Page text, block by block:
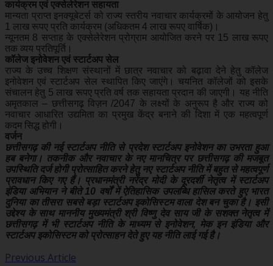
कार्यक्रम एवं एक्सेलेरेशन सहायता
मान्यता प्राप्त इनक्यूबेटर्स को राज्य स्तरीय नवाचार कार्यक्रमों के आयोजन हेतु
1 लाख रूपए प्रति कार्यक्रम (अधिकतम 4 लाख रूपए वार्षिक)।
न्यूनतम 8 सप्ताह के एक्सेलेरेशन प्रोग्राम आयोजित करने पर 15 लाख रूपए
तक व्यय प्रतिपूर्ति।
कॉलेज इनोवेशन एवं स्टार्टअप सेल
राज्य के उच्च शिक्षण संस्थानों में छात्र नवाचार को बढ़ावा देने हेतु कॉलेज
इनोवेशन एवं स्टार्टअप सेल स्थापित किए जाएंगे। चयनित कॉलेजों को इसके
संचालन हेतु 5 लाख रूपए प्रति वर्ष तक सहायता प्रदान की जाएगी। यह नीति
अमृतकाल – छत्तीसगढ़ विज़न /2047 के लक्ष्यों के अनुरूप है और राज्य को
नवाचार आधारित उद्यमिता का प्रमुख केंद्र बनाने की दिशा में एक महत्वपूर्ण
कदम सिद्ध होगी।
वर्जन
छत्तीसगढ़ की नई स्टार्टअप नीति से प्रदेश स्टार्टअप इनोवेशन का उभरता हुआ
हब बनेगा। तकनीक और नवाचार के नए मानचित्र पर छत्तीसगढ़ की मजबूत
उपस्थिति दर्ज होगी प्रोत्साहित करने हेतु नए स्टार्टअप नीति में बहुत से महत्वपूर्ण
प्रावधान किए गए हैं। प्रधानमंत्री नरेंद्र मोदी के दूरदर्शी नेतृत्व में स्टार्टअप
इंडिया अभियान ने बीते 10 वर्षों में ऐतिहासिक उपलब्धि हासिल करते हुए भारत
दुनिया का तीसरा सबसे बड़ा स्टार्टअप इकोसिस्टम वाला देश बन चुका है। इसी
उद्देश्य के साथ माननीय मुख्यमंत्री श्री विष्णु देव साय जी के सशक्त नेतृत्व में
छत्तीसगढ़ में भी स्टार्टअप नीति के माध्यम से इनोवेशन, मेक इन इंडिया और
स्टार्टअप इकोसिस्टम को प्रोत्साहन देते हुए यह नीति लाई गई है।
Previous Article